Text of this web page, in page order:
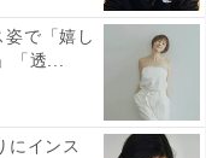
で「嬉し
「透...
にインス